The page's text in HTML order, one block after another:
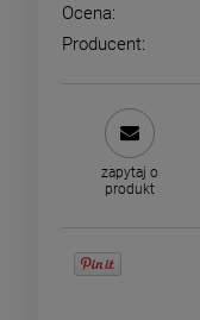
Ocena:
Producent:
zapytaj o
produkt